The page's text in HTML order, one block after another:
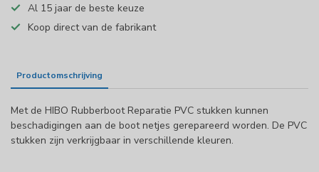
Al 15 jaar de beste keuze
Koop direct van de fabrikant
Productomschrijving
Met de HIBO Rubberboot Reparatie PVC stukken kunnen
beschadigingen aan de boot netjes gerepareerd worden. De PVC
stukken zijn verkrijgbaar in verschillende kleuren.